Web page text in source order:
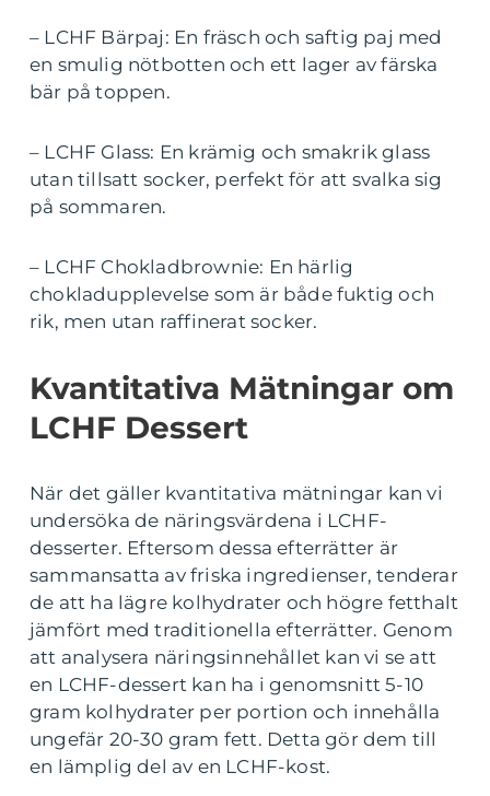
– LCHF Bärpaj: En fräsch och saftig paj med
en smulig nötbotten och ett lager av färska
bär på toppen.
– LCHF Glass: En krämig och smakrik glass
utan tillsatt socker, perfekt för att svalka sig
på sommaren.
– LCHF Chokladbrownie: En härlig
chokladupplevelse som är både fuktig och
rik, men utan raffinerat socker.
Kvantitativa Mätningar om
LCHF Dessert
När det gäller kvantitativa mätningar kan vi
undersöka de näringsvärdena i LCHF-
desserter. Eftersom dessa efterrätter är
sammansatta av friska ingredienser, tenderar
de att ha lägre kolhydrater och högre fetthalt
jämfört med traditionella efterrätter. Genom
att analysera näringsinnehållet kan vi se att
en LCHF-dessert kan ha i genomsnitt 5-10
gram kolhydrater per portion och innehålla
ungefär 20-30 gram fett. Detta gör dem till
en lämplig del av en LCHF-kost.